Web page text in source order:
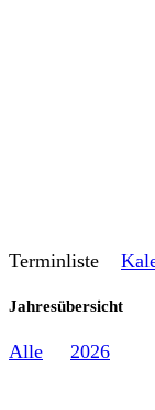
Terminliste
Jahresübersicht
Alle 2026